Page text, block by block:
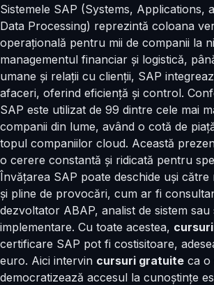
Sistemele SAP (Systems, Applications,
Data Processing) reprezintă coloana
operațională pentru mii de companii la
managementul financiar și logistică,
umane și relații cu clienții, SAP
afaceri, oferind eficiență și control.
SAP este utilizat de 99 dintre cele mai
companii din lume, având o cotă de
topul companiilor cloud. Această
o cerere constantă și ridicată pentru
Învățarea SAP poate deschide uși
și pline de provocări, cum ar fi
dezvoltator ABAP, analist de sistem sau
implementare. Cu toate acestea, cursuri
certificare SAP pot fi costisitoare,
euro. Aici intervin cursuri gratuite ca o
democratizează accesul la cunoștințe